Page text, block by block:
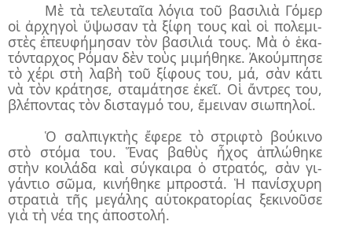
Μὲ τὰ τε­λευ­ταῖ­α λό­για τοῦ βα­σι­λιὰ Γό­μερ
οἱ ἀρ­χη­γοὶ ὕ­ψω­σαν τὰ ξί­φη τους καὶ οἱ πο­λε­μι­
στὲς ἐ­πευ­φή­μη­σαν τὸν βα­σι­λιά τους. Μὰ ὁ ἑ­κα­
τόν­ταρ­χος Ρό­μαν δὲν τοὺς μι­μή­θη­κε. Ἀ­κούμ­πη­σε
τὸ χέ­ρι στὴ λα­βὴ τοῦ ξί­φους του, μά, σὰν κά­τι
νὰ τὸν κρά­τη­σε, στα­μά­τη­σε ἐ­κεῖ. Οἱ ἄν­τρες του,
βλέ­πον­τας τὸν δι­σταγ­μό του, ἔ­μει­ναν σι­ω­πη­λοί.
Ὁ σαλ­πιγ­κτὴς ἔ­φε­ρε τὸ στρι­φτὸ βού­κι­νο
στὸ στό­μα του. Ἕ­νας βα­θὺς ἦ­χος ἁ­πλώ­θη­κε
στὴν κοι­λά­δα καὶ σύγ­και­ρα ὁ στρα­τός, σὰν γι­
γάν­τιο σῶ­μα, κι­νή­θη­κε μπρο­στά. Ἡ πα­νί­σχυ­ρη
στρα­τιὰ τῆς με­γά­λης αὐ­το­κρα­το­ρί­ας ξε­κι­νοῦ­σε
γιὰ τὴ νέ­α της ἀ­πο­στο­λή.